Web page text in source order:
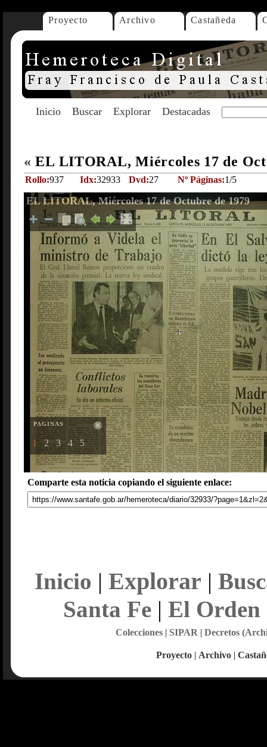
Proyecto Archivo Castañeda
Inicio Buscar Explorar Destacadas
« EL LITORAL, Miércoles 17 de
Rollo:937 Idx:32933 Dvd:27 Nº Páginas:1/5
EL LITORAL, Miércoles 17 de Octubre de 1979
PAGINAS
1 2 3 4 5
Comparte esta noticia copiando el siguiente enlace:
Inicio | Explorar |
Santa Fe| El Orden
Colecciones| SIPAR | Decretos
Proyecto | Archivo |